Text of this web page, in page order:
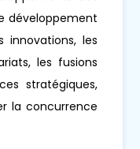
développement
innovations, les
les fusions
stratégiques,
la concurrence